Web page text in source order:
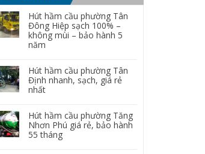
Hút hầm cầu phường Tân
Đông Hiệp sạch 100% –
không mùi – bảo hành 5
năm
Hút hầm cầu phường Tân
Định nhanh, sạch, giá rẻ
nhất
Hút hầm cầu phường Tăng
Nhơn Phú giá rẻ, bảo hành
55 tháng